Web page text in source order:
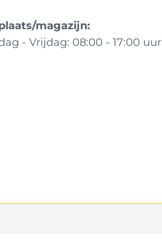
magazijn:
- Vrijdag: 08:00 - 17:00 uur